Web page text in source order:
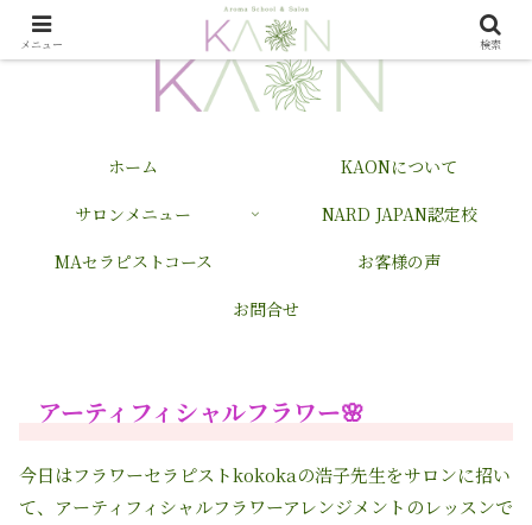
ホーム
KAONについて
サロンメニュー
NARD JAPAN認定校
MAセラピストコース
お客様の声
お問合せ
アーティフィシャルフラワー🌸
今日はフラワーセラピストkokokaの浩子先生をサロンに招い
て、アーティフィシャルフラワーアレンジメントのレッスンで
メニュー 検索